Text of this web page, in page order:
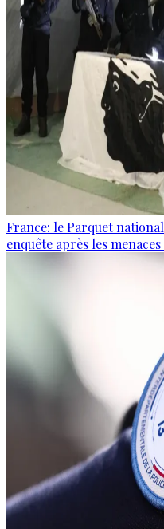
France: le Parquet
enquête après les